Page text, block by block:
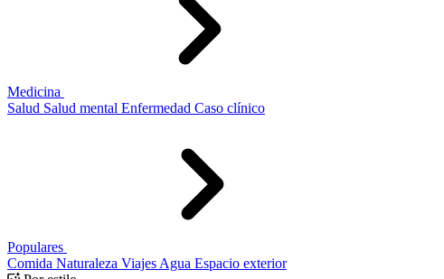
Medicina
Salud Salud mental Enfermedad Caso clínico
Populares
Comida Naturaleza Viajes Agua Espacio exterior